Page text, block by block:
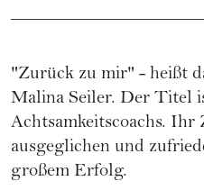
"Zurück zu mir" - heißt
Malina Seiler. Der Titel
Achtsamkeitscoachs. Ihr
ausgeglichen und
großem Erfolg.